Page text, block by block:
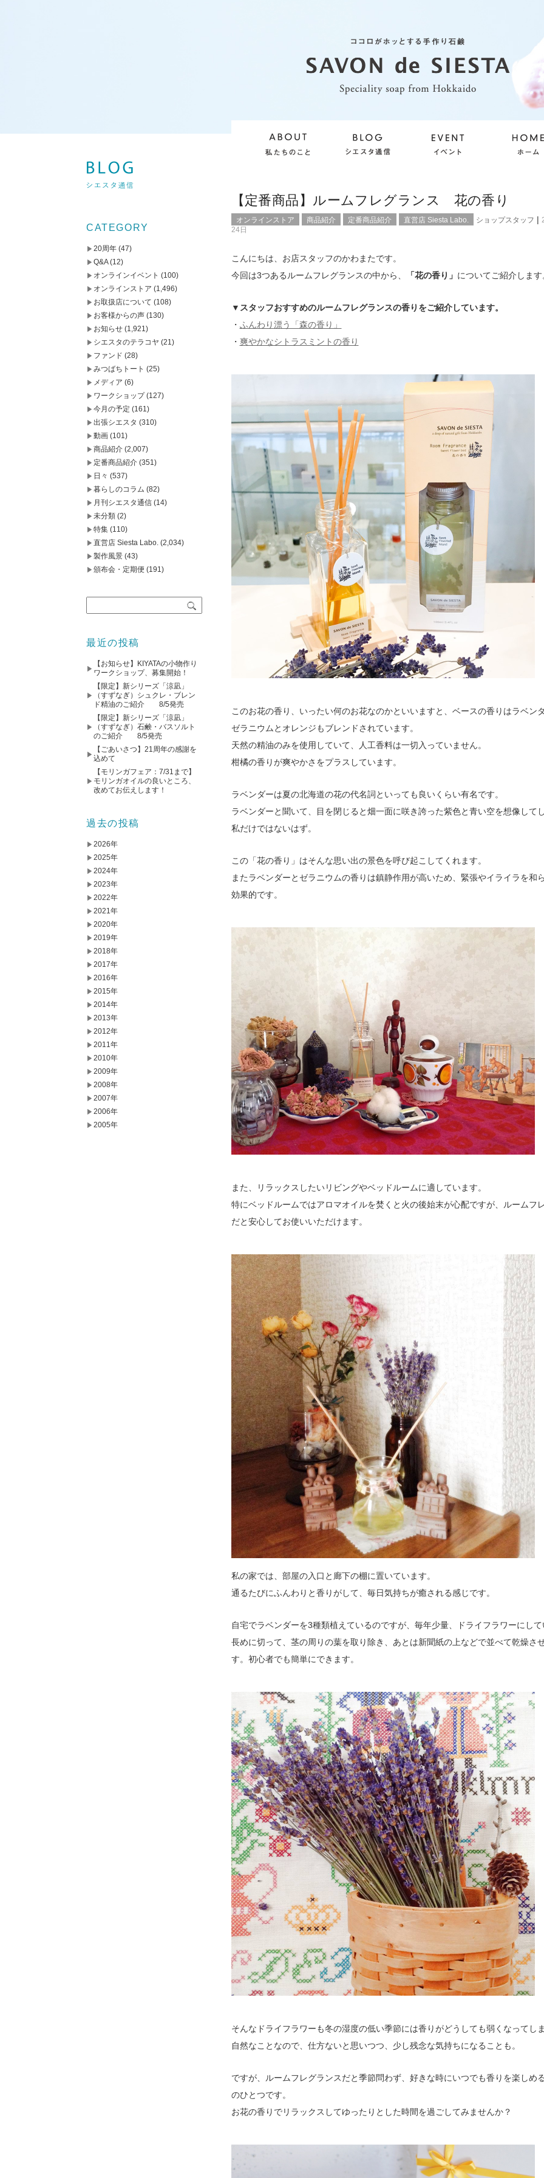
【定番商品】ルームフレグランス 花の香り
オンラインストア 商品紹介 定番商品紹介 直営店 Siesta Labo. ショップスタッフ |
24日
こんにちは、お店スタッフのかわまたです。
今回は3つあるルームフレグランスの中から、
「花の香り」 についてご紹介します
▼スタッフおすすめのルームフレグランスの香りをご紹介しています。
・ ふんわり漂う「森の香り」
・ 爽やかなシトラスミントの香り
このお花の香り、いったい何のお花なのかといいますと、ベースの香りはラベン
ゼラニウムとオレンジもブレンドされています。
天然の精油のみを使用していて、人工香料は一切入っていません。
柑橘の香りが爽やかさをプラスしています。
ラベンダーは夏の北海道の花の代名詞といっても良いくらい有名です。
ラベンダーと聞いて、目を閉じると畑一面に咲き誇った紫色と青い空を想像して
私だけではないはず。
この「花の香り」はそんな思い出の景色を呼び起こしてくれます。
またラベンダーとゼラニウムの香りは鎮静作用が高いため、緊張やイライラを和
効果的です。
また、リラックスしたいリビングやベッドルームに適しています。
特にベッドルームではアロマオイルを焚くと火の後始末が心配ですが、ルームフ
だと安心してお使いいただけます。
私の家では、部屋の入口と廊下の棚に置いています。
通るたびにふんわりと香りがして、毎日気持ちが癒される感じです。
自宅でラベンダーを3種類植えているのですが、毎年少量、ドライフラワーにし
長めに切って、茎の周りの葉を取り除き、あとは新聞紙の上などで並べて乾燥さ
す。初心者でも簡単にできます。
そんなドライフラワーも冬の湿度の低い季節には香りがどうしても弱くなってし
自然なことなので、仕方ないと思いつつ、少し残念な気持ちになることも。
ですが、ルームフレグランスだと季節問わず、好きな時にいつでも香りを楽しめ
のひとつです。
お花の香りでリラックスしてゆったりとした時間を過ごしてみませんか？
CATEGORY
20周年 (47)
Q&A(12)
オンラインイベント (100)
オンラインストア (1,496)
お取扱店について (108)
お客様からの声 (130)
お知らせ (1,921)
シエスタのテラコヤ (21)
ファンド (28)
みつばちトート (25)
メディア (6)
ワークショップ(127)
今月の予定 (161)
出張シエスタ (310)
動画 (101)
商品紹介 (2,007)
定番商品紹介 (351)
日々 (537)
暮らしのコラム (82)
月刊シエスタ通信 (14)
未分類 (2)
特集 (110)
直営店 Siesta Labo. (2,034)
製作風景 (43)
頒布会・定期便 (191)
最近の投稿
【お知らせ】KIYATAの小物作り
ワークショップ、募集開始！
【限定】新シリーズ「涼凪」
（すずなぎ）シュクレ・ブレン
ド精油のご紹介 8/5発売
【限定】新シリーズ「涼凪」
（すずなぎ）石鹸・バスソルト
のご紹介 8/5発売
【ごあいさつ】21周年の感謝を
込めて
【モリンガフェア：7/31まで】
モリンガオイルの良いところ、
改めてお伝えします！
過去の投稿
2026年
2025年
2024年
2023年
2022年
2021年
2020年
2019年
2018年
2017年
2016年
2015年
2014年
2013年
2012年
2011年
2010年
2009年
2008年
2007年
2006年
2005年